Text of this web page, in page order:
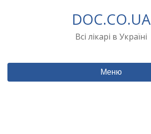
DOC.CO.UA
Всі лікарі в Україні
Меню